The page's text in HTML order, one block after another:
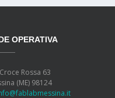
OPERATIVA
Rossa 63
(ME) 98124